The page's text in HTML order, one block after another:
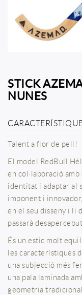
STICK
NUNES
Talent a flor de pell!
El model RedBull
en col·laboració
identitat i adaptar al
imponent i
en el seu disseny i li
passarà
És un estic molt
les característiques
una subjecció més
una pala laminada
geometria